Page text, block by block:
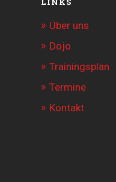
Über uns
Dojo
Trainingsplan
Termine
Kontakt